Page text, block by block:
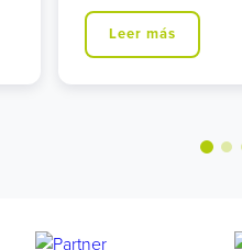
Leer más